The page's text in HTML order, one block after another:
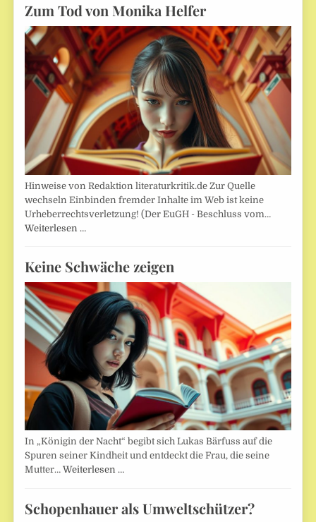
Zum Tod von Monika Helfer
Hinweise von Redaktion literaturkritik.de Zur Quelle
wechseln Einbinden fremder Inhalte im Web ist keine
Urheberrechtsverletzung! (Der EuGH - Beschluss vom…
Weiterlesen …
Keine Schwäche zeigen
In „Königin der Nacht“ begibt sich Lukas Bärfuss auf die
Spuren seiner Kindheit und entdeckt die Frau, die seine
Mutter…Weiterlesen …
Schopenhauer als Umweltschützer?